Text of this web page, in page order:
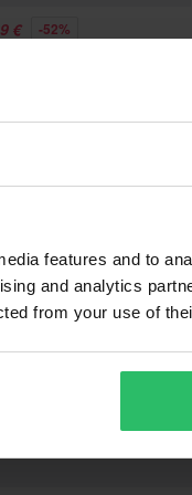
features and to
and analytics
from your use of
€ -52%